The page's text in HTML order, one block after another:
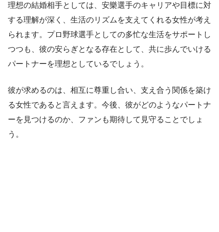
理想の結婚相手としては、安樂選手のキャリアや目標に対
する理解が深く、生活のリズムを支えてくれる女性が考え
られます。プロ野球選手としての多忙な生活をサポートし
つつも、彼の安らぎとなる存在として、共に歩んでいける
パートナーを理想としているでしょう。
彼が求めるのは、相互に尊重し合い、支え合う関係を築け
る女性であると言えます。今後、彼がどのようなパートナ
ーを見つけるのか、ファンも期待して見守ることでしょ
う。